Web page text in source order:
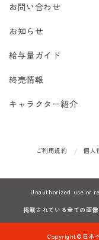
お問い合わせ
お知らせ
給与量ガイド
終売情報
キャラクター紹介
ご利用規約 個人
Unauthorized use or
掲載されている全ての画
Copyright©日本